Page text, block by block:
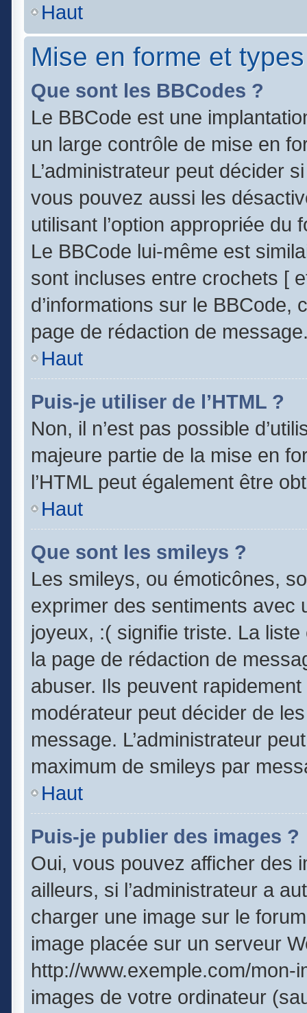
Haut
Mise en forme et
Que sont les BBCodes ?
Le BBCode est une
un large contrôle de mise en
L’administrateur peut décider
vous pouvez aussi les
utilisant l’option appropriée
Le BBCode lui-même est
sont incluses entre crochets [
d’informations sur le BBCode,
page de rédaction de
Haut
Puis-je utiliser de l’HTML ?
Non, il n’est pas possible
majeure partie de la mise en
l’HTML peut également être
Haut
Que sont les smileys ?
Les smileys, ou émoticônes,
exprimer des sentiments avec
joyeux, :( signifie triste. La
la page de rédaction de
abuser. Ils peuvent
modérateur peut décider de
message. L’administrateur
maximum de smileys par
Haut
Puis-je publier des images ?
Oui, vous pouvez afficher des
ailleurs, si l’administrateur a
charger une image sur le
image placée sur un serveur
http://www.exemple.com/
images de votre ordinateur